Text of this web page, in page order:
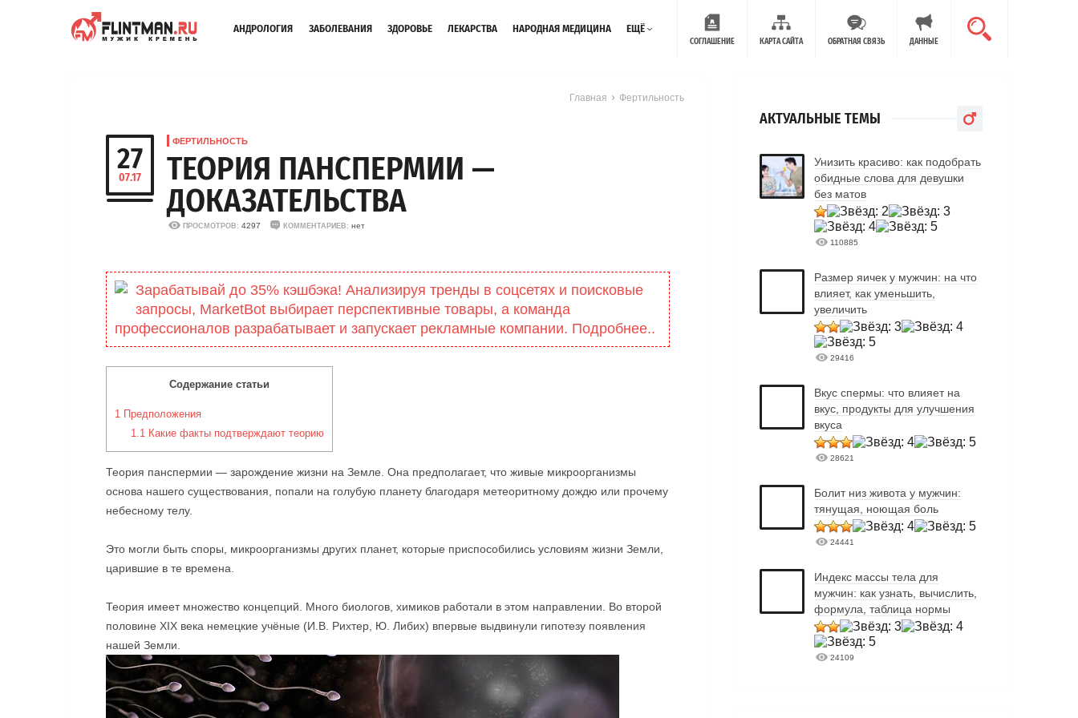
АНДРОЛОГИЯ ЗАБОЛЕВАНИЯ ЗДОРОВЬЕ ЛЕКАРСТВА НАРОДНАЯ МЕДИЦИНА ЕЩЁ
СОГЛАШЕНИЕ КАРТА САЙТА ОБРАТНАЯ СВЯЗЬ ДАННЫЕ
Главная Фертильность
27
07.17
ФЕРТИЛЬНОСТЬ
ТЕОРИЯ ПАНСПЕРМИИ —
ДОКАЗАТЕЛЬСТВА
ПРОСМОТРОВ: 4297 КОММЕНТАРИЕВ: нет
Зарабатывай до 35% кэшбэка! Анализируя тренды в соцсетях и поисковые
запросы, MarketBоt выбирает перспективные товары, а команда
профессионалов разрабатывает и запускает рекламные компании. Подробнее..
Содержание статьи
1 Предположения
1.1Какие факты подтверждают теорию
Теория панспермии — зарождение жизни на Земле. Она предполагает, что живые микроорганизмы
основа нашего существования, попали на голубую планету благодаря метеоритному дождю или прочему
небесному телу.
Это могли быть споры, микроорганизмы других планет, которые приспособились условиям жизни Земли,
царившие в те времена.
Теория имеет множество концепций. Много биологов, химиков работали в этом направлении. Во второй
половине XIX века немецкие учёные (И.В. Рихтер, Ю. Либих) впервые выдвинули гипотезу появления
нашей Земли.
АКТУАЛЬНЫЕ ТЕМЫ
Унизить красиво: как подобрать
обидные слова для девушки
без матов
110885
Размер яичек у мужчин: на что
влияет, как уменьшить,
увеличить
29416
Вкус спермы: что влияет на
вкус, продукты для улучшения
вкуса
28621
Болит низ живота у мужчин:
тянущая, ноющая боль
24441
Индекс массы тела для
мужчин: как узнать, вычислить,
формула, таблица нормы
24109